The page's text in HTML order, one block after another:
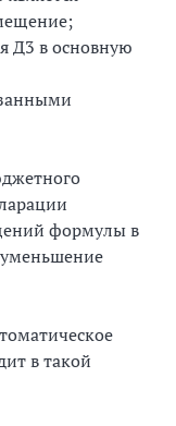
Д3 в основную
формулы в
уменьшение
в такой